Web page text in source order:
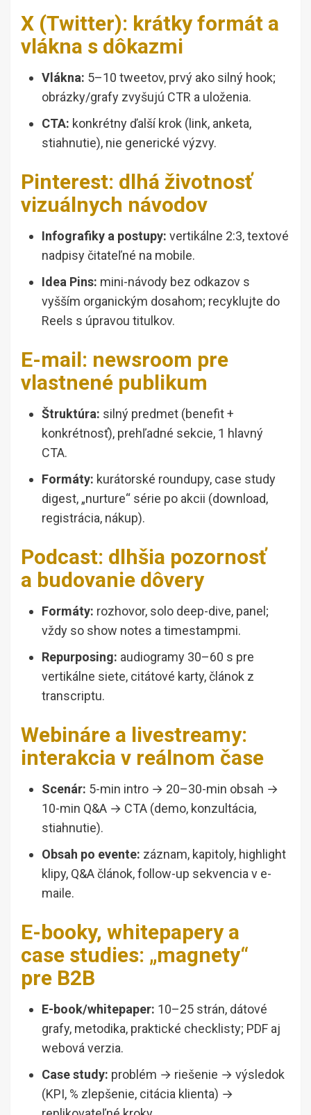
X (Twitter): krátky formát a
vlákna s dôkazmi
Vlákna: 5–10 tweetov, prvý ako silný hook;
obrázky/grafy zvyšujú CTR a uloženia.
CTA: konkrétny ďalší krok (link, anketa,
stiahnutie), nie generické výzvy.
Pinterest: dlhá životnosť
vizuálnych návodov
Infografiky a postupy: vertikálne 2:3, textové
nadpisy čitateľné na mobile.
Idea Pins: mini-návody bez odkazov s
vyšším organickým dosahom; recyklujte do
Reels s úpravou titulkov.
E-mail: newsroom pre
vlastnené publikum
Štruktúra: silný predmet (benefit +
konkrétnosť), prehľadné sekcie, 1 hlavný
CTA.
Formáty: kurátorské roundupy, case study
digest, „nurture“ série po akcii (download,
registrácia, nákup).
Podcast: dlhšia pozornosť
a budovanie dôvery
Formáty: rozhovor, solo deep-dive, panel;
vždy so show notes a timestampmi.
Repurposing: audiogramy 30–60 s pre
vertikálne siete, citátové karty, článok z
transcriptu.
Webináre a livestreamy:
interakcia v reálnom čase
Scenár: 5-min intro → 20–30-min obsah →
10-min Q&A → CTA (demo, konzultácia,
stiahnutie).
Obsah po evente: záznam, kapitoly, highlight
klipy, Q&A článok, follow-up sekvencia v e-
maile.
E-booky, whitepapery a
case studies: „magnety“
pre B2B
E-book/whitepaper: 10–25 strán, dátové
grafy, metodika, praktické checklisty; PDF aj
webová verzia.
Case study: problém → riešenie → výsledok
(KPI, % zlepšenie, citácia klienta) →